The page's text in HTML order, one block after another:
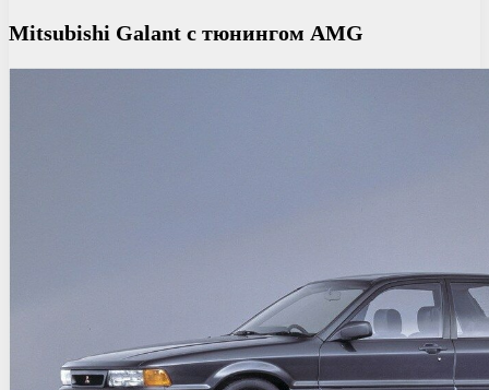
Mitsubishi Galant с тюнингом AMG